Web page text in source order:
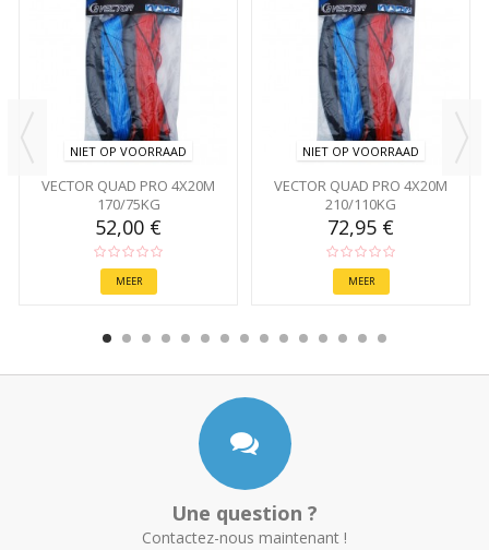
NIET OP VOORRAAD
VECTOR QUAD PRO 4X20M
170/75KG
52,00 €
MEER
NIET OP VOORRAAD
VECTOR QUAD PRO 4X20M
210/110KG
72,95 €
MEER
Une question ?
Contactez-nous maintenant !